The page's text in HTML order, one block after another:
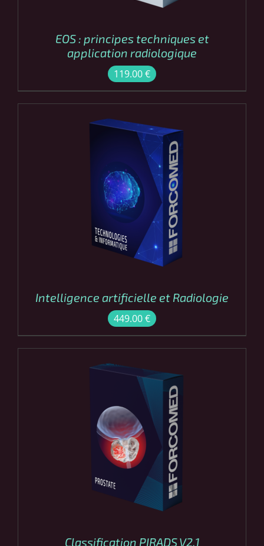
EOS : principes techniques et
application radiologique
119.00€
COMMANDER /
Intelligence artificielle et Radiologie
449.00€
COMMANDER /
DÉTAILS
Classification PIRADS V2.1